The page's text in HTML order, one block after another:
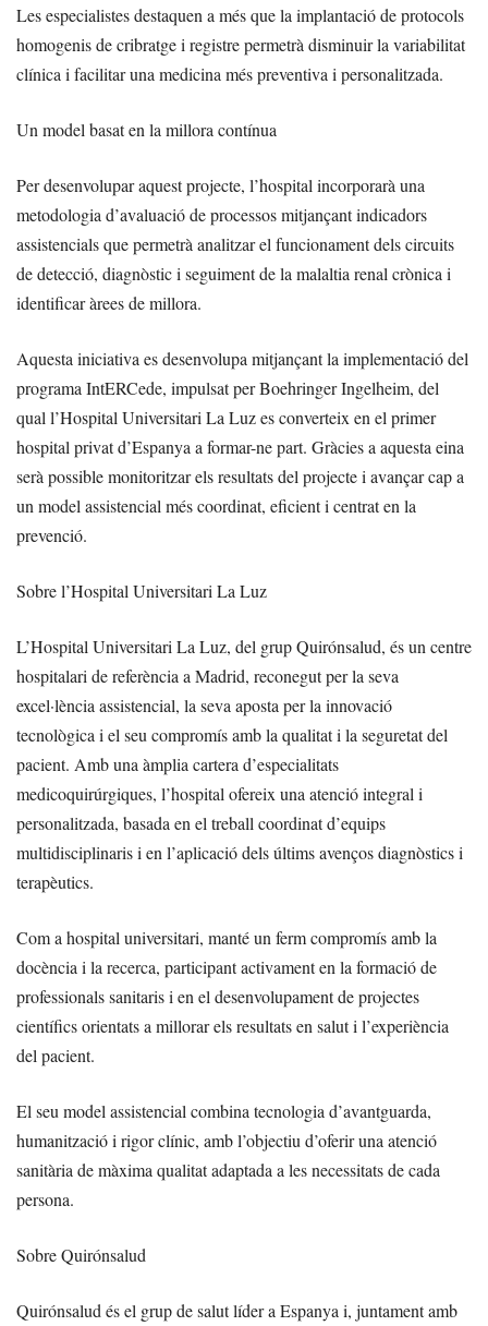
Les especialistes destaquen a més que la implantació de protocols
homogenis de cribratge i registre permetrà disminuir la variabilitat
clínica i facilitar una medicina més preventiva i personalitzada.
Un model basat en la millora contínua
Per desenvolupar aquest projecte, l’hospital incorporarà una
metodologia d’avaluació de processos mitjançant indicadors
assistencials que permetrà analitzar el funcionament dels circuits
de detecció, diagnòstic i seguiment de la malaltia renal crònica i
identificar àrees de millora.
Aquesta iniciativa es desenvolupa mitjançant la implementació del
programa IntERCede, impulsat per Boehringer Ingelheim, del
qual l’Hospital Universitari La Luz es converteix en el primer
hospital privat d’Espanya a formar-ne part. Gràcies a aquesta eina
serà possible monitoritzar els resultats del projecte i avançar cap a
un model assistencial més coordinat, eficient i centrat en la
prevenció.
Sobre l’Hospital Universitari La Luz
L’Hospital Universitari La Luz, del grup Quirónsalud, és un centre
hospitalari de referència a Madrid, reconegut per la seva
excel·lència assistencial, la seva aposta per la innovació
tecnològica i el seu compromís amb la qualitat i la seguretat del
pacient. Amb una àmplia cartera d’especialitats
medicoquirúrgiques, l’hospital ofereix una atenció integral i
personalitzada, basada en el treball coordinat d’equips
multidisciplinaris i en l’aplicació dels últims avenços diagnòstics i
terapèutics.
Com a hospital universitari, manté un ferm compromís amb la
docència i la recerca, participant activament en la formació de
professionals sanitaris i en el desenvolupament de projectes
científics orientats a millorar els resultats en salut i l’experiència
del pacient.
El seu model assistencial combina tecnologia d’avantguarda,
humanització i rigor clínic, amb l’objectiu d’oferir una atenció
sanitària de màxima qualitat adaptada a les necessitats de cada
persona.
Sobre Quirónsalud
Quirónsalud és el grup de salut líder a Espanya i, juntament amb